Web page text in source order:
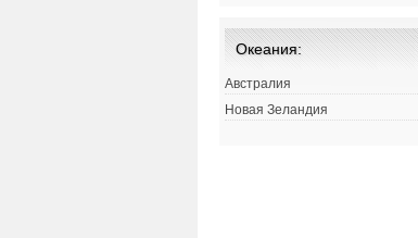
Океания:
Австралия
Новая Зеландия